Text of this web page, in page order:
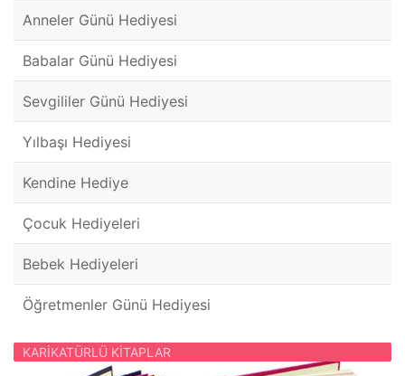
Anneler Günü Hediyesi
Babalar Günü Hediyesi
Sevgililer Günü Hediyesi
Yılbaşı Hediyesi
Kendine Hediye
Çocuk Hediyeleri
Bebek Hediyeleri
Öğretmenler Günü Hediyesi
KARIKATÜRLÜ KITAPLAR